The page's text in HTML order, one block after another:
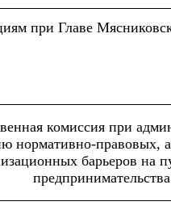
при Главе
комиссия при
нормативно-правовых,
барьеров на
предпринимательства